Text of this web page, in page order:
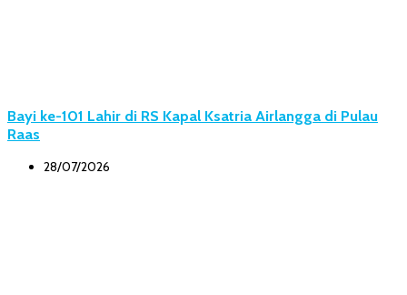
Bayi ke-101 Lahir di RS Kapal Ksatria Airlangga di Pulau
Raas
28/07/2026